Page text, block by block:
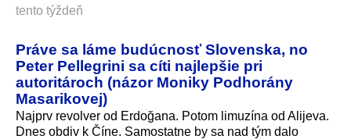
tento týždeň
Práve sa láme budúcnosť Slovenska, no
Peter Pellegrini sa cíti najlepšie pri
autoritároch (názor Moniky Podhorány
Masarikovej)
Najprv revolver od Erdoğana. Potom limuzína od Alijeva.
Dnes obdiv k Číne. Samostatne by sa nad tým dalo